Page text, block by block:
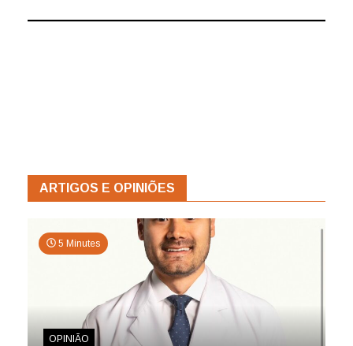
ARTIGOS E OPINIÕES
5 Minutes
OPINIÃO